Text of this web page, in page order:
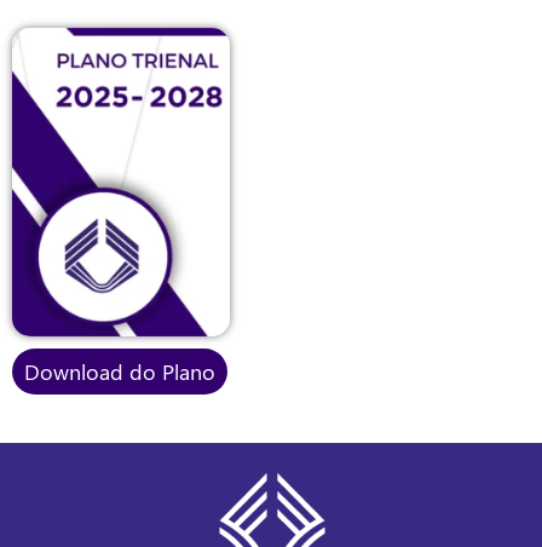
Download do Plano